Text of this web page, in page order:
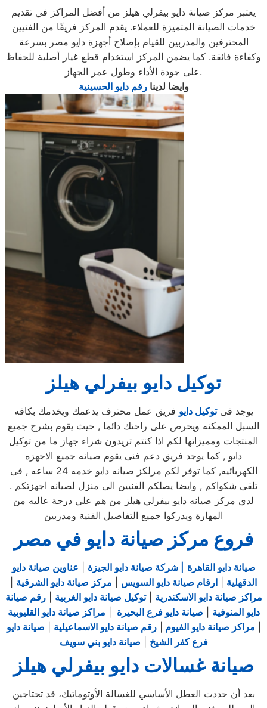
يعتبر مركز صيانة دايو بيفرلي هيلز من أفضل المراكز في تقديم
خدمات الصيانة المتميزة للعملاء. يقدم المركز فريقًا من الفنيين
المحترفين والمدربين للقيام بإصلاح أجهزة دايو مصر بسرعة
وكفاءة فائقة. كما يضمن المركز استخدام قطع غيار أصلية للحفاظ
على جودة الأداء وطول عمر الجهاز.
وايضا لدينارقم دايو الحسينية
توكيل دايو بيفرلي هيلز
يوجد فىتوكيل دايو فريق عمل محترف يدعمك ويخدمك بكافه
السبل الممكنه ويحرص على راحتك دائما , حيث يقوم بشرح جميع
المنتجات ومميزاتها لكم اذا كنتم تريدون شراء جهاز ما من توكيل
دايو , كما يوجد فريق دعم فنى يقوم صيانه جميع الاجهزه
الكهربائيه, كما توفر لكم مرلكز صيانه دايو خدمه 24 ساعه , فى
تلقى شكواكم , وايضا يصلكم الفنيين الى منزل لصيانه اجهزتكم .
لدي مركز صيانه دايو بيفرلي هيلز من هم علي درجة عاليه من
المهارة ويدركوا جميع التفاصيل الفنية ومدربين
فروع مركز صيانة دايو في مصر
صيانة دايو القاهرة | شركة صيانة دايو الجيزة
عناوين صيانة دايو
الدقهلية
ارقام صيانة دايو السويس مركز صيانة دايو الشرقية
مراكز صيانة دايو الاسكندرية |توكيل صيانة دايو الغربية |رقم صيانة
دايو المنوفية
صيانة دايو فرع البحيرة
مراكز صيانة دايو القليوبية
مراكز صيانة دايو الفيوم |رقم صيانة دايو الاسماعيلية
صيانة دايو
فرع كفر الشيخ
صيانة دايو بني سويف
صيانة غسالات دايو بيفرلي هيلز
بعد أن حددت العطل الأساسي للغسالة الأوتوماتيك، قد تحتاجين